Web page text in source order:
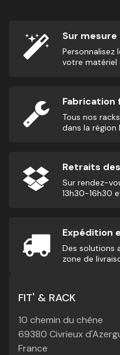
Sur mesure
Personnalisez
votre matériel
Fabrication
Tous nos
dans la région
Retraits
Sur rendez-
13h30-16h30
Expédition
Des solutions
zone de
FIT' & RACK
10 chemin du chêne
69380 Civrieux
France